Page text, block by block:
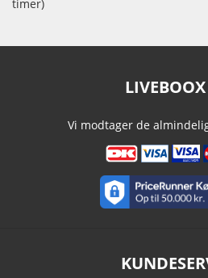
timer)
Vi modtager de